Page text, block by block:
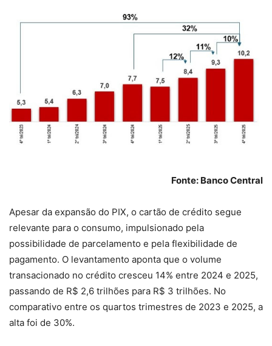
Fonte: Banco Central
Apesar da expansão do PIX, o cartão de crédito segue
relevante para o consumo, impulsionado pela
possibilidade de parcelamento e pela flexibilidade de
pagamento. O levantamento aponta que o volume
transacionado no crédito cresceu 14% entre 2024 e 2025,
passando de R$ 2,6 trilhões para R$ 3 trilhões. No
comparativo entre os quartos trimestres de 2023 e 2025, a
alta foi de 30%.